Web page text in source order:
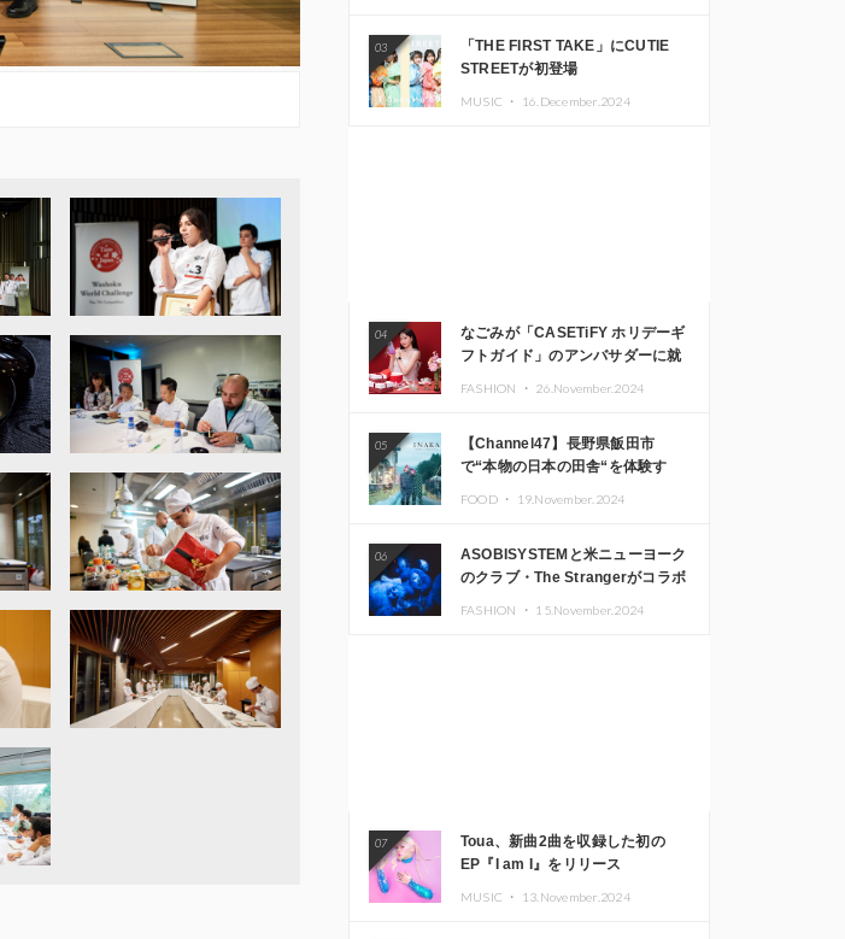
Kza（FORCE OF NATURE）ら日
本を代表するDJ・クリエイターが
出演
03
「THE FIRST TAKE」にCUTIE
STREETが初登場
MUSIC ・ 16.December.2024
04
なごみが「CASETiFY ホリデーギ
フトガイド」のアンバサダーに就
FASHION ・ 26.November.2024
05
【Channel47】長野県飯田市
で“本物の日本の田舎“を体験す
FOOD ・ 19.November.2024
06
ASOBISYSTEMと米ニューヨーク
のクラブ・The Strangerがコラボ
FASHION ・ 15.November.2024
07
Toua、新曲2曲を収録した初の
EP『I am I』をリリース
MUSIC ・ 13.November.2024